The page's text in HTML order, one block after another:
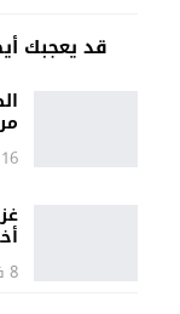
قد يعجبك
16 سبتمبر 2025
8 فبراير 2021